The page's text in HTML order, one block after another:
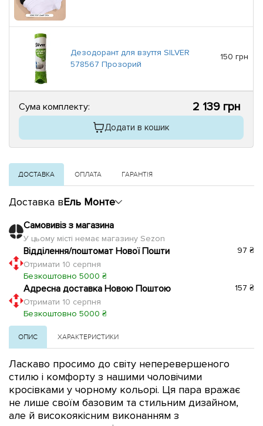
Дезодорант для взуття SILVER
578567 Прозорий
150 грн
Сума комплекту: 2 139 грн
Додати в кошик
ДОСТАВКА ОПЛАТА ГАРАНТІЯ
Доставка вЕль Монте
Самовивіз з магазина
У цьому місті немає магазину Sezon
Відділення/поштомат Нової Пошти
Отримати 10 серпня
Безкоштовно 5000 ₴
97 ₴
Адресна доставка Новою Поштою
Отримати 10 серпня
Безкоштовно 5000 ₴
157 ₴
ОПИС ХАРАКТЕРИСТИКИ
Ласкаво просимо до світу неперевершеного
стилю і комфорту з нашими чоловічими
кросівками у чорному кольорі. Ця пара вражає
не лише своїм базовим та стильним дизайном,
але й високоякісним виконанням з